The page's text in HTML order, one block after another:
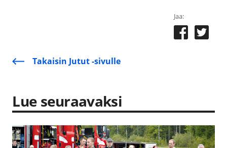
Jaa:
Takaisin Jutut -sivulle
Lue seuraavaksi